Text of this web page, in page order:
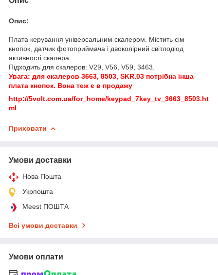
Опис:
Плата керування універсальним скалером. Містить сім
кнопок, датчик фотоприймача і двоколірний світлодіод
активності скалера.
Підходить для скалеров: V29, V56, V59, 3463.
Увага: для скалеров 3663, 8503, SKR.03 потрібна інша
плата кнопок. Вона теж є в продажу
http://5volt.com.ua/for_home/keypad_7key_tv_3663_8503.ht
ml
Приховати
Умови доставки
Нова Пошта
Укрпошта
Meest ПОШТА
Всі умови доставки
Умови оплати